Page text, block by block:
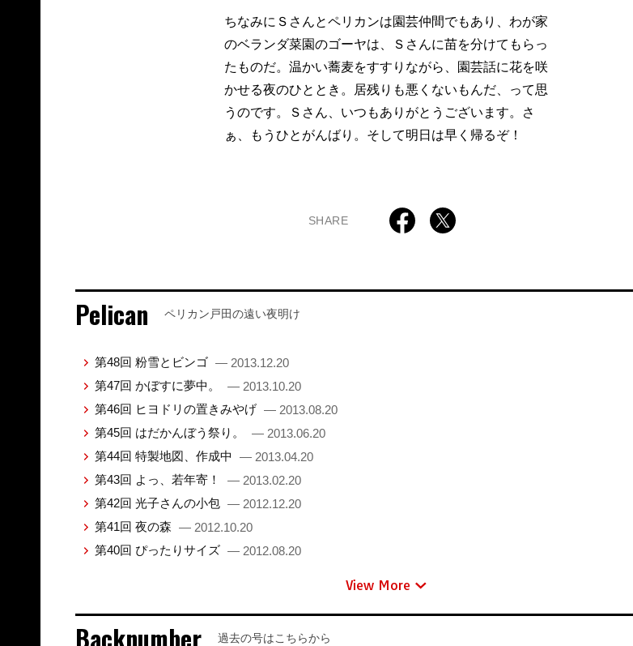
ちなみにＳさんとペリカンは園芸仲間でもあり、わが家
のベランダ菜園のゴーヤは、Ｓさんに苗を分けてもらっ
たものだ。温かい蕎麦をすすりながら、園芸話に花を咲
かせる夜のひととき。居残りも悪くないもんだ、って思
うのです。Ｓさん、いつもありがとうございます。さ
ぁ、もうひとがんばり。そして明日は早く帰るぞ！
SHARE
Pelican ペリカン戸田の遠い夜明け
第48回 粉雪とビンゴ — 2013.12.20
第47回 かぼすに夢中。
— 2013.10.20
第46回 ヒヨドリの置きみやげ — 2013.08.20
第45回 はだかんぼう祭り。
— 2013.06.20
第44回 特製地図、作成中
— 2013.04.20
第43回 よっ、若年寄！
— 2013.02.20
第42回 光子さんの小包 — 2012.12.20
第41回 夜の森 — 2012.10.20
第40回 ぴったりサイズ — 2012.08.20
View More
Backnumber 過去の号はこちらから